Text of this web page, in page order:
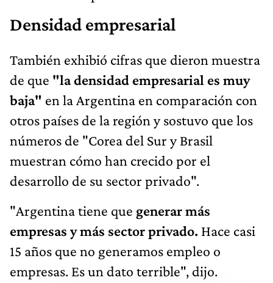
Densidad empresarial
También exhibió cifras que dieron muestra
de que "la densidad empresarial es muy
baja" en la Argentina en comparación con
otros países de la región y sostuvo que los
números de "Corea del Sur y Brasil
muestran cómo han crecido por el
desarrollo de su sector privado".
"Argentina tiene que generar más
empresas y más sector privado. Hace casi
15 años que no generamos empleo o
empresas. Es un dato terrible", dijo.